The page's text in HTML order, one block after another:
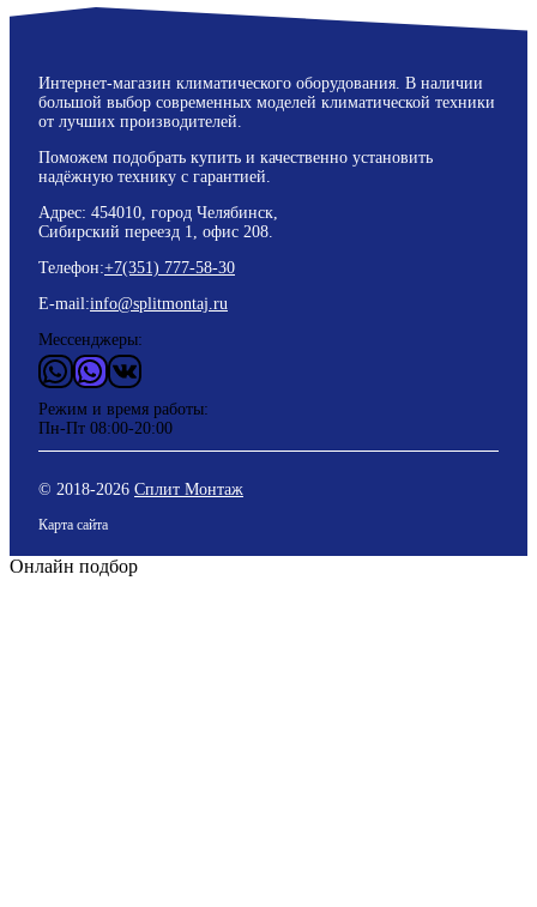
Интернет-магазин климатического оборудования. В наличии
большой выбор современных моделей климатической техники
от лучших производителей.
Поможем подобрать купить и качественно установить
надёжную технику с гарантией.
Адрес: 454010, город Челябинск,
Сибирский переезд 1, офис 208.
Телефон:+7(351) 777-58-30
E-mail:info@splitmontaj.ru
Мессенджеры:
WhatsApp
ViderВКонтакте
Режим и время работы:
Пн-Пт 08:00-20:00
© 2018-2026 Сплит Монтаж
Карта сайта
Онлайн подбор